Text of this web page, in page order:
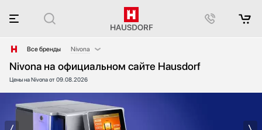
Все бренды Nivona
AEG
Afidano
Bang & Olufsen
Barazza
Nivona на официальном сайте Hausdorf
Цены на Nivona от 09.08.2026